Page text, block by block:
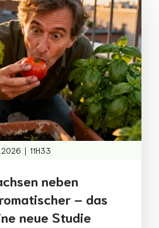
| 11H33
neben
– das
neue Studie